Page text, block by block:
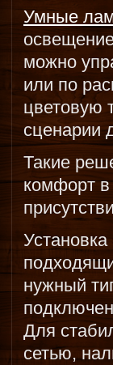
Умные
можно
или по
цветовую
сценарии
Такие
комфорт в
нужный
Для
сетью,